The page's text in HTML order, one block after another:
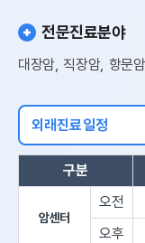
전문진료분야
대장암, 직장암, 항문
외래진료일정
구분
암센터
오전
오후